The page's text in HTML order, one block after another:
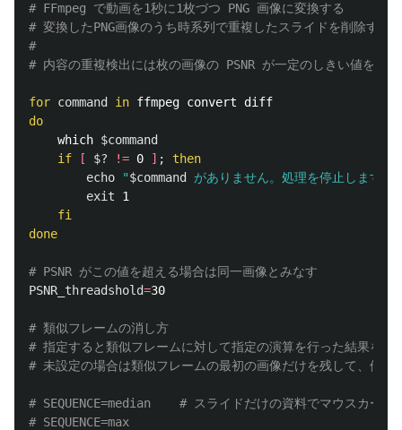
# FFmpeg で動画を1秒に1枚づつ PNG 画像に変換する
# 変換したPNG画像のうち時系列で重複したスライドを削除する
#
# 内容の重複検出には枚の画像の PSNR が一定のしきい値を超
for command in
do
which $command
if
[ $? != 0 ] ;
then
echo
"$command
がありません。処理を停止します。"
exit 1
fi
done
# PSNR がこの値を超える場合は同一画像とみなす
PSNR_threadshold=30
# 類似フレームの消し方
# 指定すると類似フレームに対して指定の演算を行った結果を画
# 未設定の場合は類似フレームの最初の画像だけを残して、他の
# SEQUENCE=median    # スライドだけの資料でマウスカーソ
# SEQUENCE=max